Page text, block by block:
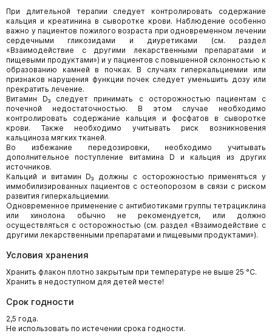
При длительной терапии следует контролировать содержание
кальция и креатинина в сыворотке крови. Наблюдение особенно
важно у пациентов пожилого возраста при одновременном лечении
сердечными гликозидами и диуретиками (см. раздел
«Взаимодействие с другими лекарственными препаратами и
пищевыми продуктами») и у пациентов с повышенной склонностью к
образованию камней в почках. В случаях гиперкальциемии или
признаков нарушения функции почек следует уменьшить дозу или
прекратить лечение.
Витамин D₃ следует принимать с осторожностью пациентам с
почечной недостаточностью. В этом случае необходимо
контролировать содержание кальция и фосфатов в сыворотке
крови. Также необходимо учитывать риск возникновения
кальциноза мягких тканей.
Во избежание передозировки, необходимо учитывать
дополнительное поступление витамина D и кальция из других
источников.
Кальций и витамин D₃ должны с осторожностью применяться у
иммобилизированных пациентов с остеопорозом в связи с риском
развития гиперкальциемии.
Одновременное применение с антибиотиками группы тетрациклина
или хинолона обычно не рекомендуется, или должно
осуществляться с осторожностью (см. раздел «Взаимодействие с
другими лекарственными препаратами и пищевыми продуктами»).
Условия хранения
Хранить флакон плотно закрытым при температуре не выше 25 °C.
Хранить в недоступном для детей месте!
Срок годности
2,5 года.
Не использовать по истечении срока годности.